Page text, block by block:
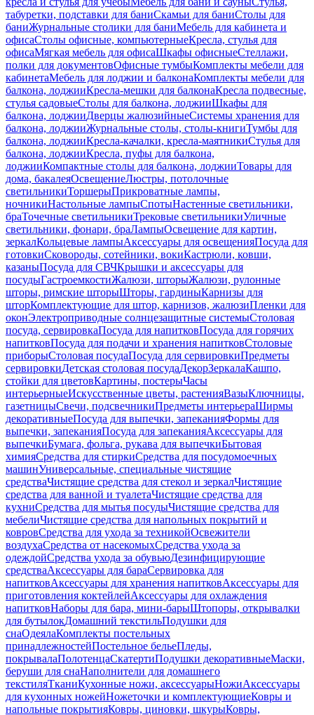
табуретки, подставки для баниСкамьи для баниСтолы для
баниЖурнальные столики для баниМебель для кабинета и
офисаСтолы офисные, компьютерныеКресла, стулья для
офисаМягкая мебель для офисаШкафы офисныеСтеллажи,
полки для документовОфисные тумбыКомплекты мебели для
кабинетаМебель для лоджии и балконаКомплекты мебели для
балкона, лоджииКресла-мешки для балконаКресла подвесные,
стулья садовыеСтолы для балкона, лоджииШкафы для
балкона, лоджииДверцы жалюзийныеСистемы хранения для
балкона, лоджииЖурнальные столы, столы-книгиТумбы для
балкона, лоджииКресла-качалки, кресла-маятникиСтулья для
балкона, лоджииКресла, пуфы для балкона,
лоджииКомпактные столы для балкона, лоджииТовары для
дома, бакалеяОсвещениеЛюстры, потолочные
светильникиТоршерыПрикроватные лампы,
ночникиНастольные лампыСпотыНастенные светильники,
браТочечные светильникиТрековые светильникиУличные
светильники, фонари, браЛампыОсвещение для картин,
зеркалКольцевые лампыАксессуары для освещенияПосуда для
готовкиСковороды, сотейники, вокиКастрюли, ковши,
казаныПосуда для СВЧКрышки и аксессуары для
посудыГастроемкостиЖалюзи, шторыЖалюзи, рулонные
шторы, римские шторыШторы, гардиныКарнизы для
шторКомплектующие для штор, карнизов, жалюзиПленки для
оконЭлектроприводные солнцезащитные системыСтоловая
посуда, сервировкаПосуда для напитковПосуда для горячих
напитковПосуда для подачи и хранения напитковСтоловые
приборыСтоловая посудаПосуда для сервировкиПредметы
сервировкиДетская столовая посудаДекорЗеркалаКашпо,
стойки для цветовКартины, постерыЧасы
интерьерныеИскусственные цветы, растенияВазыКлючницы,
газетницыСвечи, подсвечникиПредметы интерьераШирмы
декоративныеПосуда для выпечки, запеканияФормы для
выпечки, запеканияПосуда для запеканияАксессуары для
выпечкиБумага, фольга, рукава для выпечкиБытовая
химияСредства для стиркиСредства для посудомоечных
машинУниверсальные, специальные чистящие
средстваЧистящие средства для стекол и зеркалЧистящие
средства для ванной и туалетаЧистящие средства для
кухниСредства для мытья посудыЧистящие средства для
мебелиЧистящие средства для напольных покрытий и
ковровСредства для ухода за техникойОсвежители
воздухаСредства от насекомыхСредства ухода за
одеждойСредства ухода за обувьюДезинфицирующие
средстваАксессуары для бараСервировка для
напитковАксессуары для хранения напитковАксессуары для
приготовления коктейлейАксессуары для охлаждения
напитковНаборы для бара, мини-барыШтопоры, открывалки
для бутылокДомашний текстильПодушки для
снаОдеялаКомплекты постельных
принадлежностейПостельное бельеПледы,
покрывалаПолотенцаСкатертиПодушки декоративныеМаски,
беруши для снаНаполнители для домашнего
текстиляТканиКухонные ножи, аксессуарыНожиАксессуары
для кухонных ножейНожеточки и комплектующиеКовры и
напольные покрытияКовры, циновки, шкурыКовры,